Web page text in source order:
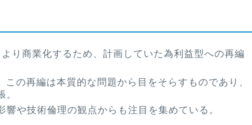
り商業化するため、計画していた為利益型への再編
の再編は本質的な問題から目をそらすものであり、
。
響や技術倫理の観点からも注目を集めている。